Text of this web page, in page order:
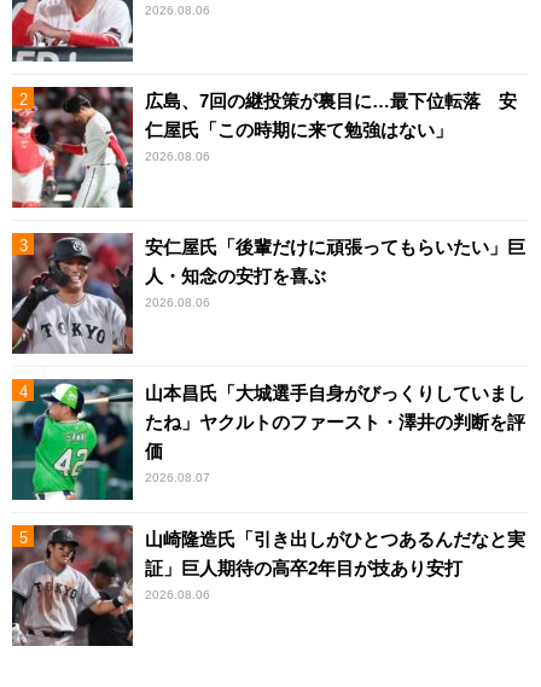
2026.08.06
広島、7回の継投策が裏目に…最下位転落 安
仁屋氏「この時期に来て勉強はない」
2026.08.06
安仁屋氏「後輩だけに頑張ってもらいたい」巨
人・知念の安打を喜ぶ
2026.08.06
山本昌氏「大城選手自身がびっくりしていまし
たね」ヤクルトのファースト・澤井の判断を評
価
2026.08.07
山崎隆造氏「引き出しがひとつあるんだなと実
証」巨人期待の高卒2年目が技あり安打
2026.08.06